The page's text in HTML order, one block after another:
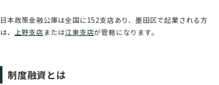
日本政策金融公庫は全国に152支店あり、墨田区で起業される方
は、 上野支店または江東支店が管轄になります。
制度融資とは